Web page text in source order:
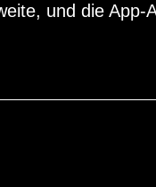
und die App-